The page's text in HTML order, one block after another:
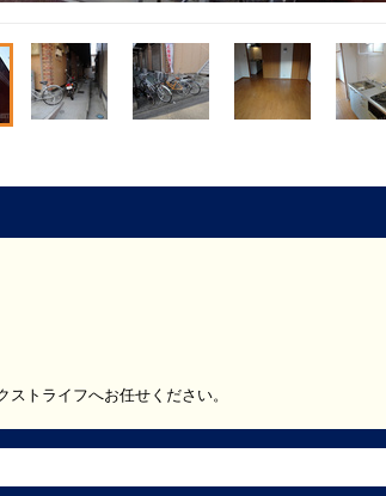
ストライフへお任せください。